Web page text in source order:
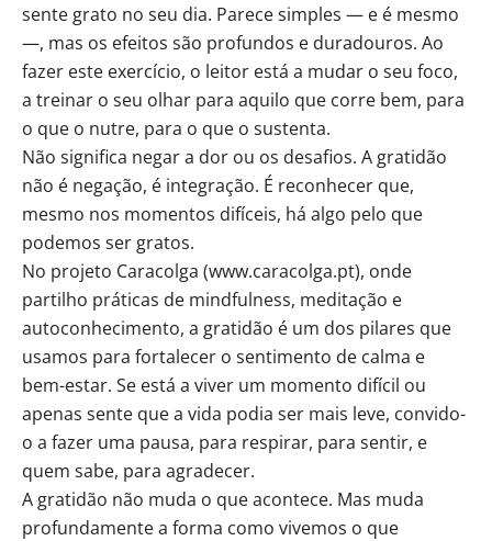
sente grato no seu dia. Parece simples — e é mesmo
—, mas os efeitos são profundos e duradouros. Ao
fazer este exercício, o leitor está a mudar o seu foco,
a treinar o seu olhar para aquilo que corre bem, para
o que o nutre, para o que o sustenta.
Não significa negar a dor ou os desafios. A gratidão
não é negação, é integração. É reconhecer que,
mesmo nos momentos difíceis, há algo pelo que
podemos ser gratos.
No projeto Caracolga (www.caracolga.pt), onde
partilho práticas de mindfulness, meditação e
autoconhecimento, a gratidão é um dos pilares que
usamos para fortalecer o sentimento de calma e
bem-estar. Se está a viver um momento difícil ou
apenas sente que a vida podia ser mais leve, convido-
o a fazer uma pausa, para respirar, para sentir, e
quem sabe, para agradecer.
A gratidão não muda o que acontece. Mas muda
profundamente a forma como vivemos o que